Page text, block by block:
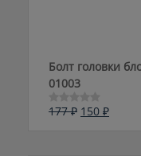
Болт головки
01003
Оценка
177₽ 150 ₽